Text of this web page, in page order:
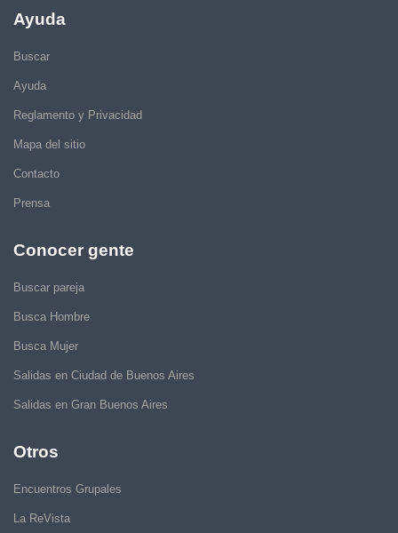
Ayuda
Buscar
Ayuda
Reglamento y Privacidad
Mapa del sitio
Contacto
Prensa
Conocer gente
Buscar pareja
Busca Hombre
Busca Mujer
Salidas en Ciudad de Buenos Aires
Salidas en Gran Buenos Aires
Otros
Encuentros Grupales
La ReVista